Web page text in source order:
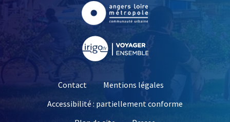
, Ouvre une nouvelle
Contact
Mentions légales
Accessibilité : partiellement conforme